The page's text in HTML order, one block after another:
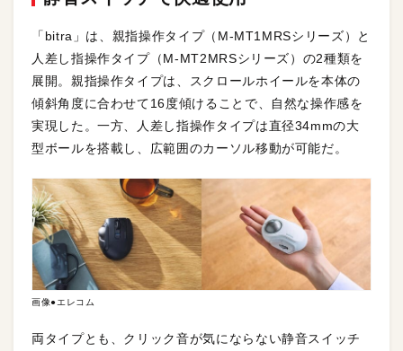
「bitra」は、親指操作タイプ（M-MT1MRSシリーズ）と
人差し指操作タイプ（M-MT2MRSシリーズ）の2種類を
展開。親指操作タイプは、スクロールホイールを本体の
傾斜角度に合わせて16度傾けることで、自然な操作感を
実現した。一方、人差し指操作タイプは直径34mmの大
型ボールを搭載し、広範囲のカーソル移動が可能だ。
画像●エレコム
両タイプとも、クリック音が気にならない静音スイッチ